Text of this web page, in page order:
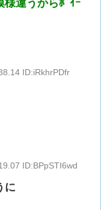
違うからﾎﾟｲｰ
ID:iRkhrPDfr
ID:BPpSTI6wd
に